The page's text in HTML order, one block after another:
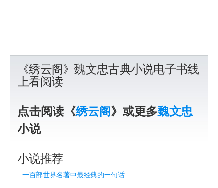
《绣云阁》魏文忠古典小说电子书线
上看阅读
点击阅读《绣云阁 》或更多魏文忠
小说
小说推荐
一百部世界名著中最经典的一句话